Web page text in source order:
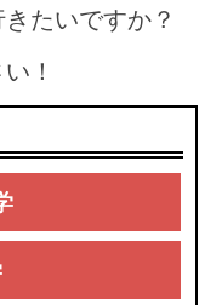
たいですか？
！